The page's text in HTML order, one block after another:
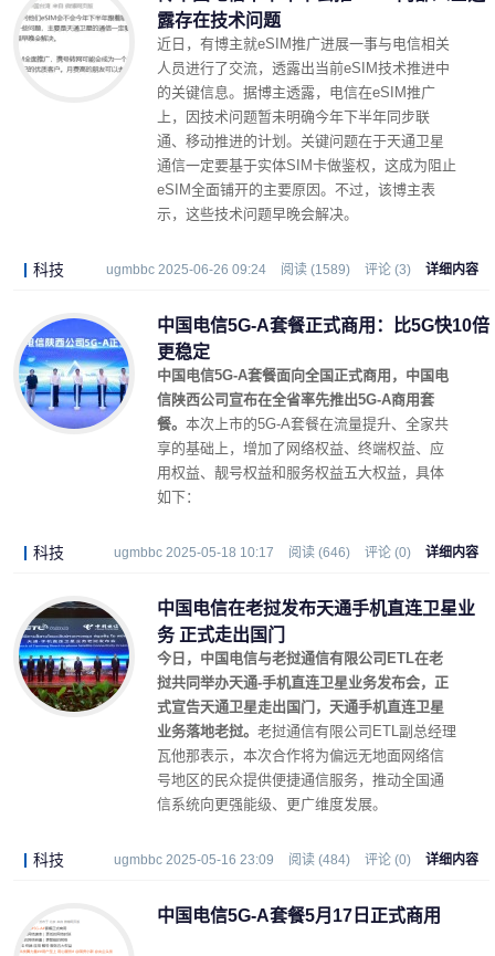
露存在技术问题
近日，有博主就eSIM推广进展一事与电信相关
人员进行了交流，透露出当前eSIM技术推进中
的关键信息。据博主透露，电信在eSIM推广
上，因技术问题暂未明确今年下半年同步联
通、移动推进的计划。关键问题在于天通卫星
通信一定要基于实体SIM卡做鉴权，这成为阻止
eSIM全面铺开的主要原因。不过，该博主表
示，这些技术问题早晚会解决。
科技 ugmbbc 2025-06-26 09:24 阅读 (1589) 评论 (3) 详细内容
中国电信5G-A套餐正式商用：比5G快10倍
更稳定
中国电信5G-A套餐面向全国正式商用，中国电
信陕西公司宣布在全省率先推出5G-A商用套
餐。 本次上市的5G-A套餐在流量提升、全家共
享的基础上，增加了网络权益、终端权益、应
用权益、靓号权益和服务权益五大权益，具体
如下：
科技 ugmbbc 2025-05-18 10:17 阅读 (646) 评论 (0) 详细内容
中国电信在老挝发布天通手机直连卫星业
务 正式走出国门
今日，中国电信与老挝通信有限公司ETL在老
挝共同举办天通-手机直连卫星业务发布会，正
式宣告天通卫星走出国门，天通手机直连卫星
业务落地老挝。 老挝通信有限公司ETL副总经理
瓦他那表示，本次合作将为偏远无地面网络信
号地区的民众提供便捷通信服务，推动全国通
信系统向更强能级、更广维度发展。
科技 ugmbbc 2025-05-16 23:09 阅读 (484) 评论 (0) 详细内容
中国电信5G-A套餐5月17日正式商用